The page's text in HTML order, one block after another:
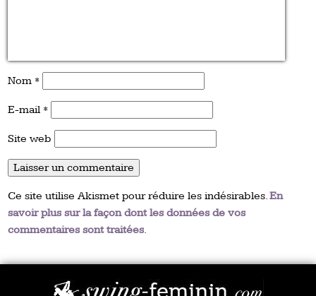
Nom *
E-mail *
Site web
Ce site utilise Akismet pour réduire les indésirables.En
savoir plus sur la façon dont les données de vos
commentaires sont traitées.